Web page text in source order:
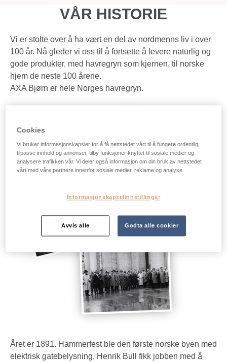
VÅR HISTORIE
Vi er stolte over å ha vært en del av nordmenns liv i over
100 år. Nå gleder vi oss til å fortsette å levere naturlig og
gode produkter, med havregryn som kjernen, til norske
hjem de neste 100 årene.
AXA Bjørn er hele Norges havregryn.
Året er 1891. Hammerfest ble den første norske byen med
elektrisk gatebelysning, Henrik Bull fikk jobben med å
Cookies
Vi bruker informasjonskapsler for å få nettstedet vårt til å fungere ordentlig,
tilpasse innhold og annonser, tilby funksjoner knyttet til sosiale medier og
analysere trafikken vår. Vi deler også informasjon om din bruk av nettstedet
vårt med våre partnere innenfor sosiale medier, reklame og analyse.
Informasjonskapselinnstillinger
Avvis alle Godta alle cookier